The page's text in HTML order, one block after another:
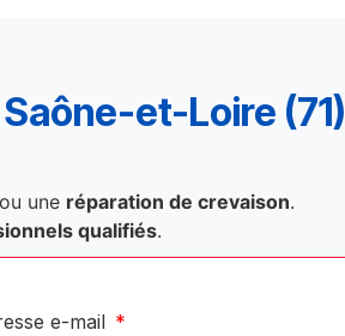
et-Loire (71)
ou une réparation de crevaison.
qualifiés.
e-mail